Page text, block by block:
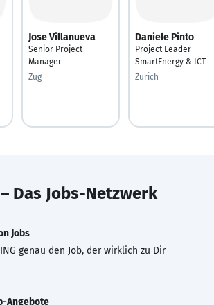
Jose Villanueva
Senior Project
Manager
Zug
Daniele Pinto
Project Leader
SmartEnergy & ICT
Zurich
– Das Jobs-Netzwerk
Jobs
genau den Job, der wirklich zu Dir
Angebote